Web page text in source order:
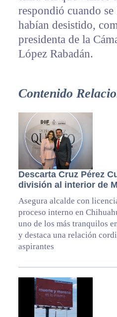
respondió cuando
habían desistido,
presidenta de la
López Rabadán.
Contenido
Descarta Cruz Pérez
división al interior de
Asegura alcalde con
proceso interno en
uno de los más tranquilos
y destaca una relación
aspirantes